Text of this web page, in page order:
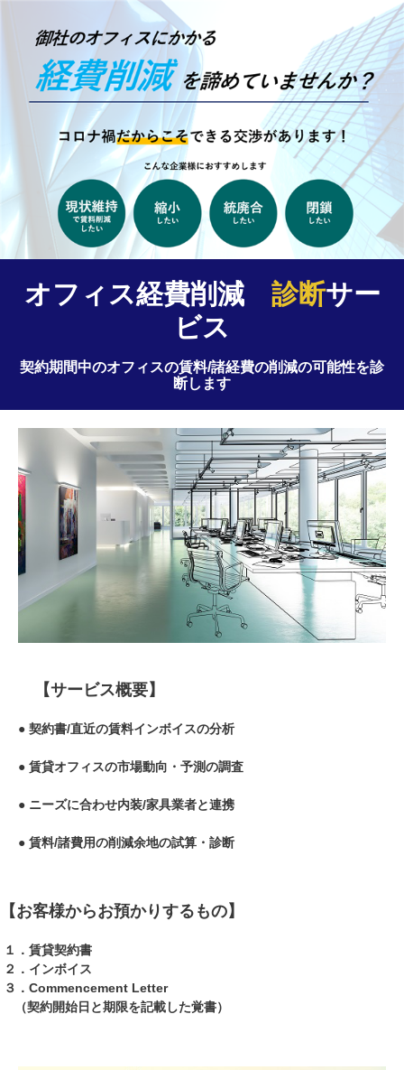
オフィス経費削減 診断サー
ビス
契約期間中のオフィスの賃料/諸経費の削減の可能性を診
断します
【サービス概要】
● 契約書/直近の賃料インボイスの分析
● 賃貸オフィスの市場動向・予測の調査
● ニーズに合わせ内装/家具業者と連携
● 賃料/諸費用の削減余地の試算・診断
【お客様からお預かりするもの】
１．賃貸契約書
２．インボイス
３．Commencement Letter
（契約開始日と期限を記載した覚書）